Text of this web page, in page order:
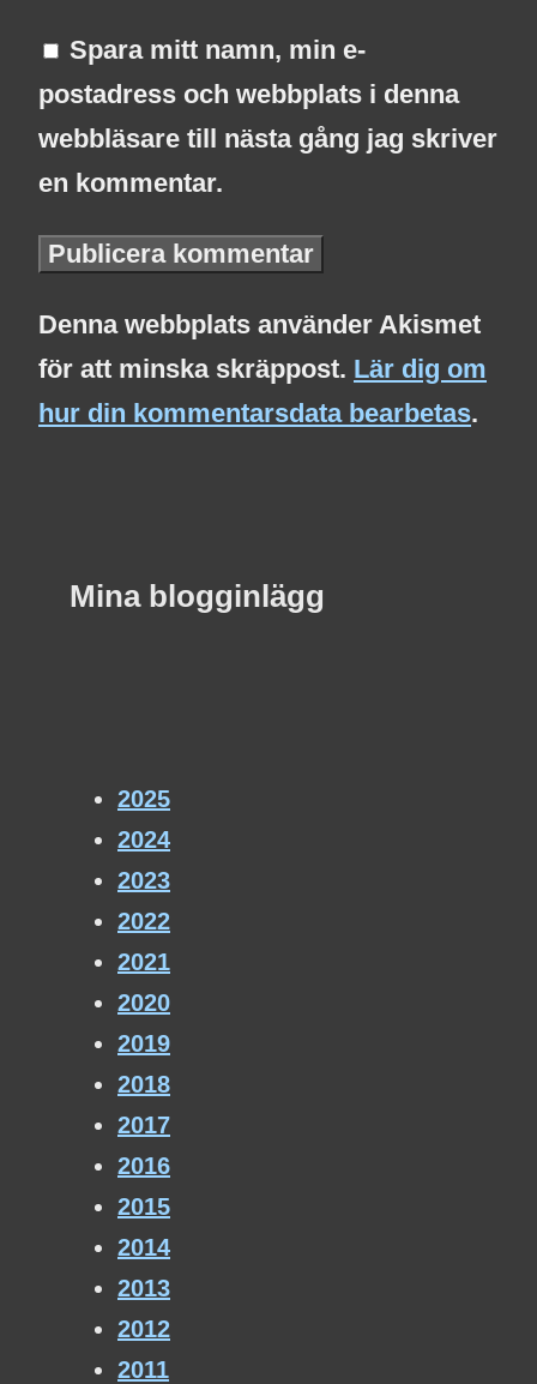
Spara mitt namn, min e-
postadress och webbplats i denna
webbläsare till nästa gång jag skriver
en kommentar.
Denna webbplats använder Akismet
för att minska skräppost. Lär dig om
hur din kommentarsdata bearbetas.
Mina blogginlägg
2025
2024
2023
2022
2021
2020
2019
2018
2017
2016
2015
2014
2013
2012
2011